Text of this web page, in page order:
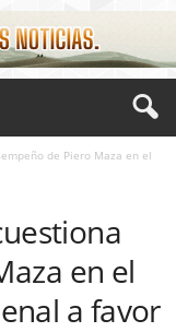
de Piero Maza en el
en el
a favor